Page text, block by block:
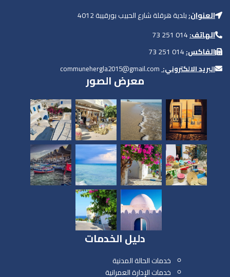
العنوان:بلدية هرقلة شارع الحبيب بورقيبة 4012
الهاتف:
الفاكس:
البريد الالكتروني:
معرض الصور
دليل الخدمات
خدمات الحالة المدنية
خدمات الإدارة العمرانية